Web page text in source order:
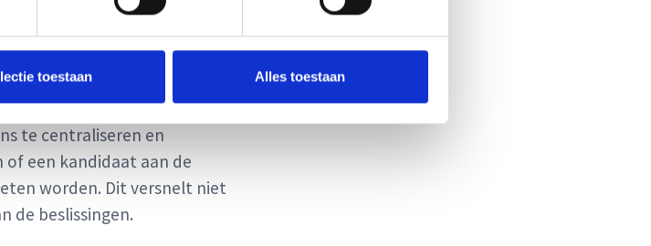
toestaan Alles toestaan
en te analyseren.
wordt verzameld,
te centraliseren en
een kandidaat aan de
worden. Dit versnelt niet
de beslissingen.